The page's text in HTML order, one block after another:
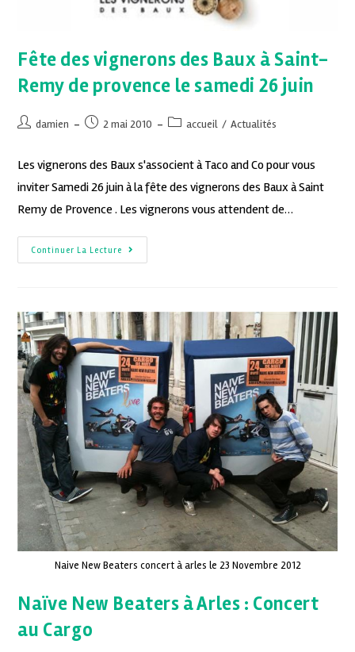
Fête des vignerons des Baux à Saint-
Remy de provence le samedi 26 juin
damien 2 mai 2010 accueil / Actualités
Les vignerons des Baux s'associent à Taco and Co pour vous
inviter Samedi 26 juin à la fête des vignerons des Baux à Saint
Remy de Provence . Les vignerons vous attendent de…
Continuer La Lecture
Naive New Beaters concert à arles le 23 Novembre 2012
Naïve New Beaters à Arles : Concert
au Cargo